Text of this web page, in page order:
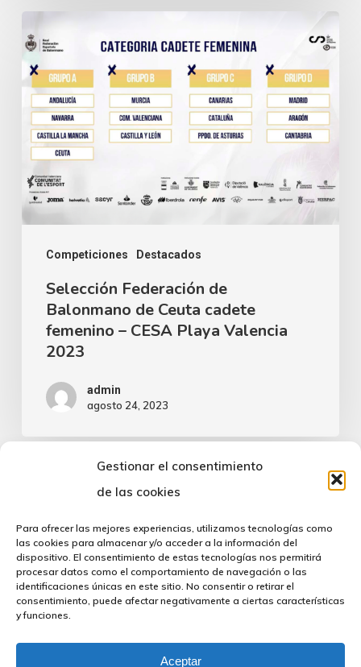
Gestionar el consentimiento
de las cookies
Para ofrecer las mejores experiencias, utilizamos tecnologías como
las cookies para almacenar y/o acceder a la información del
dispositivo. El consentimiento de estas tecnologías nos permitirá
procesar datos como el comportamiento de navegación o las
identificaciones únicas en este sitio. No consentir o retirar el
consentimiento, puede afectar negativamente a ciertas características
y funciones.
Aceptar
Competiciones Destacados
Selección Federación de
Balonmano de Ceuta cadete
femenino – CESA Playa Valencia
2023
admin
agosto 24, 2023